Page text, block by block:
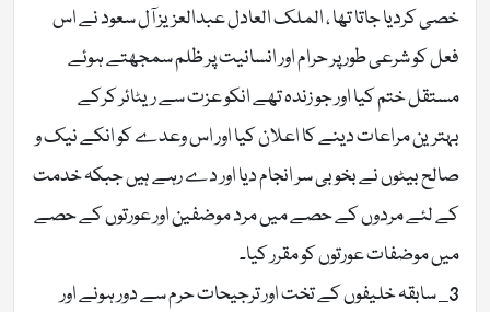
خصی کردیا جاتا تھا ، الملک العادل عبدالعزیز آل سعود نے اس
فعل کو شرعی طور پر حرام اور انسانیت پر ظلم سمجھتے ہوئے
مستقل ختم کیا اور جو زندہ تھے انکو عزت سے ریٹائر کرکے
بہترین مراعات دینے کا اعلان کیا اور اس وعدے کو انکے نیک و
صالح بیٹوں نے بخوبی سر انجام دیا اور دے رہے ہیں جبکہ خدمت
کے لئے مردوں کے حصے میں مرد موضفین اور عورتوں کے حصے
میں موضفات عورتوں کو مقرر کیا۔
3_ سابقہ خلیفوں کے تخت اور ترجیحات حرم سے دور ہونے اور